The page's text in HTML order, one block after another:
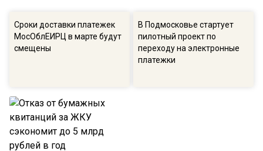
Сроки доставки платежек
МосОблЕИРЦ в марте будут
смещены
В Подмосковье стартует
пилотный проект по
переходу на электронные
платежки